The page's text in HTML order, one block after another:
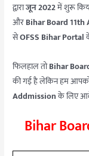
द्वाराजून 2022में शुरू
औरBihar Board 11th
सेOFSS Bihar Portal
फिलहाल तोBihar
की गई है लेकिन हम
Addmissionके लिए
Bihar